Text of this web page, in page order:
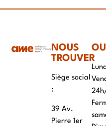
NOUS
TROUVER
Siège social
:
39 Av.
Pierre 1er